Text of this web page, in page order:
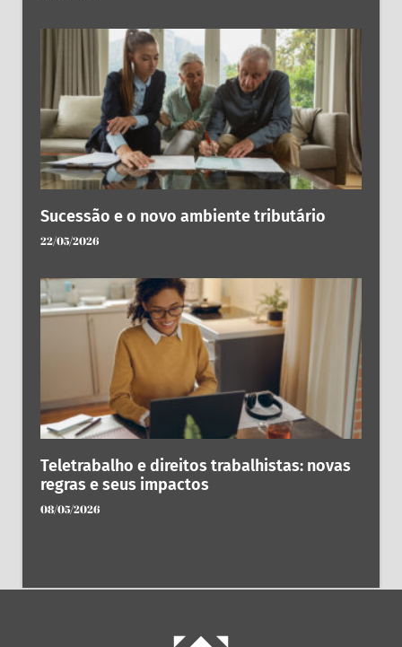
Sucessão e o novo ambiente tributário
22/05/2026
Teletrabalho e direitos trabalhistas: novas
regras e seus impactos
08/05/2026